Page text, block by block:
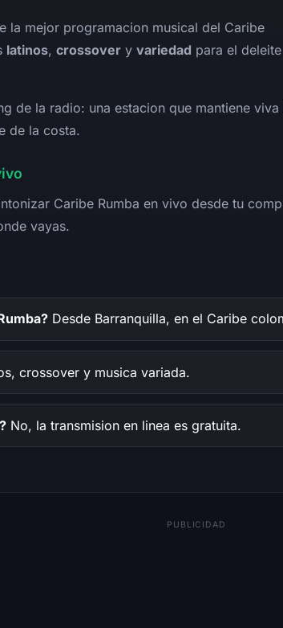
la mejor programacion musical del Caribe
latinos, crossover y variedad para el
de la radio: una estacion que mantiene viva
de la costa.
Caribe Rumba en vivo desde tu
vayas.
Desde Barranquilla, en el Caribe
crossover y musica variada.
No, la transmision en linea es gratuita.
PUBLICIDAD